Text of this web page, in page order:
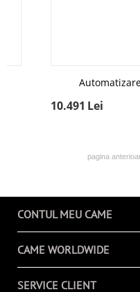
Automatizare
10.491Lei
pagina
CONTUL MEU CAME
CAME WORLDWIDE
SERVICE CLIENT